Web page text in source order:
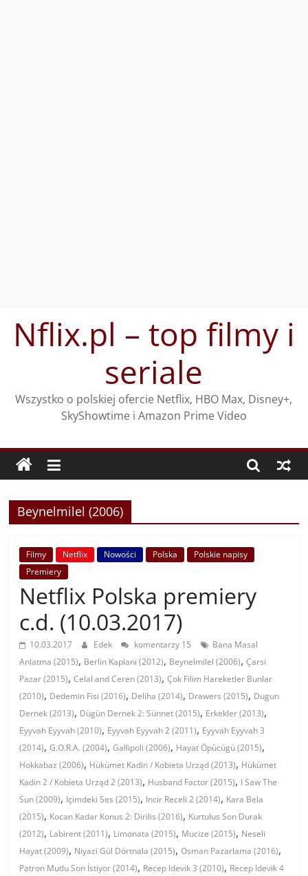
treściNflix.pl – top filmy i
seriale
Wszystko o polskiej ofercie Netflix, HBO Max, Disney+,
SkyShowtime i Amazon Prime Video
Beynelmilel (2006)
Filmy Netflix Nowości Polska
Polskie napisy
Premiery
Netflix Polska premiery
c.d. (10.03.2017)
10.03.2017 Edek komentarzy 15
Bana Masal
Anlatma (2015), Berlin Kaplani (2012), Beynelmilel (2006),Çarsi
Pazar (2015),Celal and Ceren (2013),Çok Filim Hareketler Bunlar
(2010), Dedemin Fisi (2016), Deliha (2014), Drawers (2015), Dugun
Dernek (2013), Dügün Dernek 2: Sünnet (2015), Erkekler (2013),
Eyyvah Eyyvah (2010), Eyyvah Eyyvah 2 (2011), Eyyvah Eyyvah 3
(2014),G.O.R.A. (2004),Gallipoli (2006), Hayat Öpücügü (2015),
Hokkabaz (2006), Hükümet Kadin / Kobieta Urząd (2013), Hükümet
Kadin 2 / Kobieta Urząd 2 (2013), Husband Factor (2015), I Saw The
Sun (2009), Içimdeki Ses (2015), Incir Receli 2 (2014), Kara Bela
(2015), Kocan Kadar Konus 2: Dirilis (2016), Kurtulus Son Durak
(2012), Labirent (2011), Limonata (2015), Mucize (2015), Neseli
Hayat (2009), Niyazi Gül Dörtnala (2015),Osman Pazarlama (2016),
Patron Mutlu Son İstiyor (2014), Recep Idevik 3 (2010), Recep Idevik 4